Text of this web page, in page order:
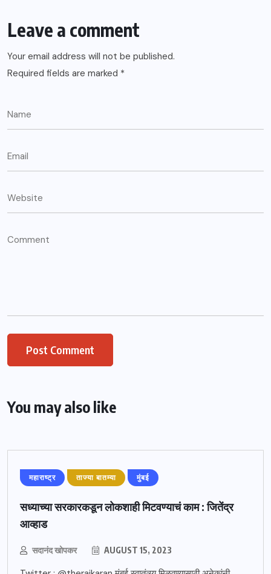
Leave a comment
Your email address will not be published.
Required fields are marked *
You may also like
महाराष्ट्र ताज्या बातम्या मुंबई
सध्याच्या सरकारकडून लोकशाही मिटवण्याचं काम : जितेंद्र
आव्हाड
सदानंद खोपकर AUGUST 15, 2023